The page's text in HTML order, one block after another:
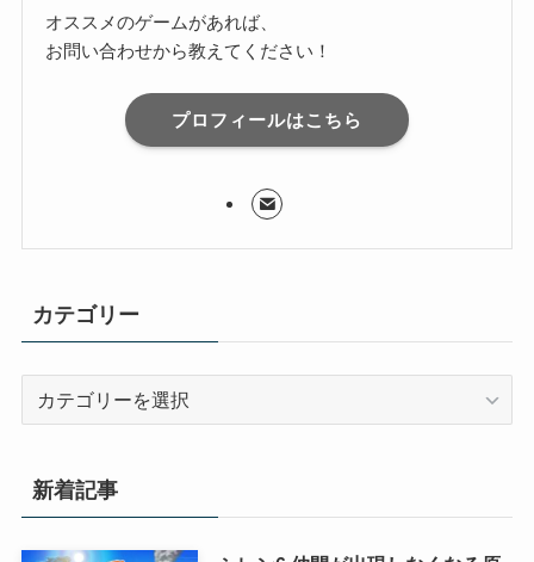
オススメのゲームがあれば、
お問い合わせから教えてください！
プロフィールはこちら
カテゴリー
リ
ー
新着記事